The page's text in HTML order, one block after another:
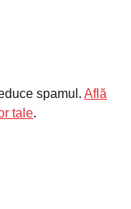
spamul. Află
tale.